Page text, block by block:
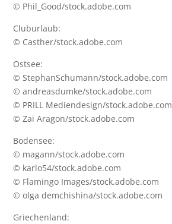
© Phil_Good/stock.adobe.com
Cluburlaub:
© Casther/stock.adobe.com
Ostsee:
© StephanSchumann/stock.adobe.com
© andreasdumke/stock.adobe.com
© PRILL Mediendesign/stock.adobe.com
© Zai Aragon/stock.adobe.com
Bodensee:
© magann/stock.adobe.com
© karlo54/stock.adobe.com
© Flamingo Images/stock.adobe.com
© olga demchishina/stock.adobe.com
Griechenland: